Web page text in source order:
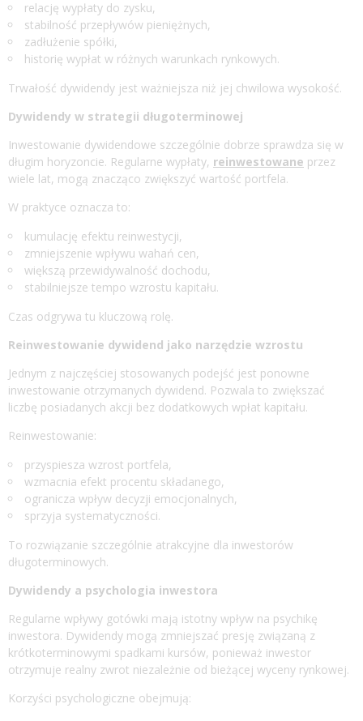
relację wypłaty do zysku,
stabilność przepływów pieniężnych,
zadłużenie spółki,
historię wypłat w różnych warunkach rynkowych.
Trwałość dywidendy jest ważniejsza niż jej chwilowa wysokość.
Dywidendy w strategii długoterminowej
Inwestowanie dywidendowe szczególnie dobrze sprawdza się w
długim horyzoncie. Regularne wypłaty, reinwestowane przez
wiele lat, mogą znacząco zwiększyć wartość portfela.
W praktyce oznacza to:
kumulację efektu reinwestycji,
zmniejszenie wpływu wahań cen,
większą przewidywalność dochodu,
stabilniejsze tempo wzrostu kapitału.
Czas odgrywa tu kluczową rolę.
Reinwestowanie dywidend jako narzędzie wzrostu
Jednym z najczęściej stosowanych podejść jest ponowne
inwestowanie otrzymanych dywidend. Pozwala to zwiększać
liczbę posiadanych akcji bez dodatkowych wpłat kapitału.
Reinwestowanie:
przyspiesza wzrost portfela,
wzmacnia efekt procentu składanego,
ogranicza wpływ decyzji emocjonalnych,
sprzyja systematyczności.
To rozwiązanie szczególnie atrakcyjne dla inwestorów
długoterminowych.
Dywidendy a psychologia inwestora
Regularne wpływy gotówki mają istotny wpływ na psychikę
inwestora. Dywidendy mogą zmniejszać presję związaną z
krótkoterminowymi spadkami kursów, ponieważ inwestor
otrzymuje realny zwrot niezależnie od bieżącej wyceny rynkowej.
Korzyści psychologiczne obejmują: